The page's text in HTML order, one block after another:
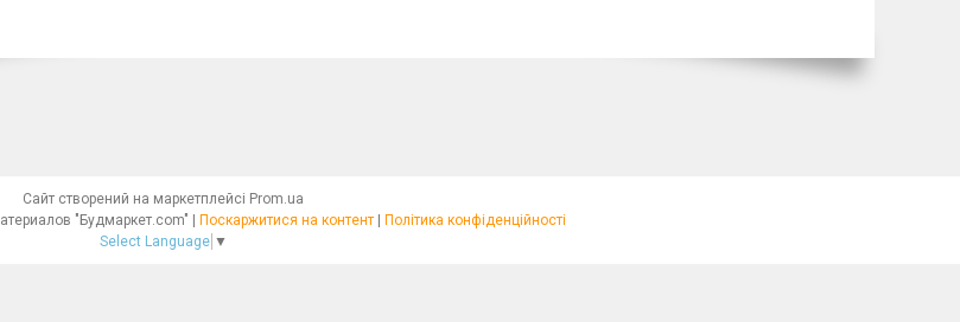
Сайт створений на маркетплейсі Prom.ua
Интернет - магазин строительных материалов "Будмаркет.com" | Поскаржитися на контент | Політика конфіденційності
Select Language ▼